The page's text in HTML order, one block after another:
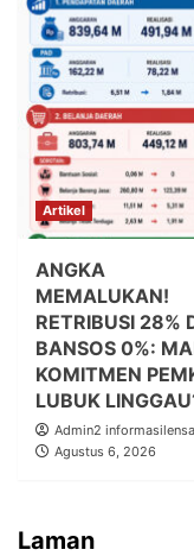
Artikel
ANGKA
MEMALUKAN!
RETRIBUSI 28%
BANSOS 0%:
KOMITMEN
LUBUK
Admin2 informasilensa
Agustus 6, 2026
Laman